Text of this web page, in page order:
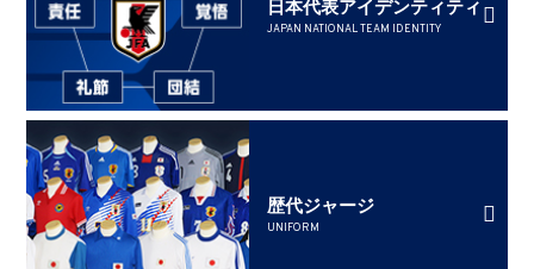
日本代表アイデンティティ
JAPAN NATIONAL TEAM IDENTITY
歴代ジャージ
UNIFORM